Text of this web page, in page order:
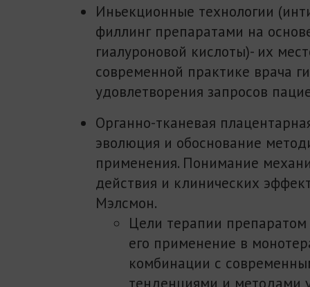
Иньекционные технологии
филлинг препаратами на
гиалуроновой кислоты)- их
современной практике врача
удовлетворения запросов
Органно-тканевая
эволюция и обоснование
применения. Понимание
действия и клинических
Мэлсмон.
Цели терапии
его применение в
комбинации с
тенденциями и методами